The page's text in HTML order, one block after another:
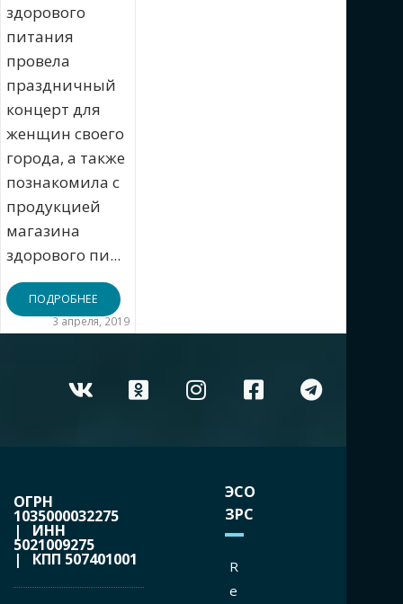
здорового
питания
провела
праздничный
концерт для
женщин своего
города, а также
познакомила с
продукцией
магазина
здорового пи...
ПОДРОБНЕЕ
3 апреля, 2019
ОГРН
1035000032275
| ИНН
5021009275
| КПП 507401001
ЭСО
ЗРС
R
e